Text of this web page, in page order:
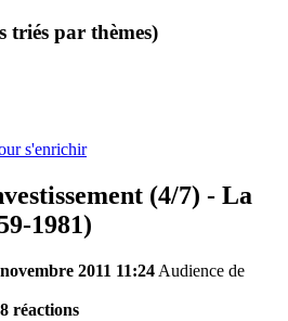
triés par thèmes)
(4/7) - La
1981)
2011 11:24 Audience de
8 réactions